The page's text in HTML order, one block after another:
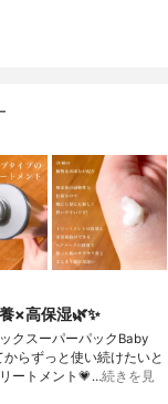
×高保湿🌿✨
クスーパーパックBaby
らずっと使い続けたいと
ートメント💗…続きを見